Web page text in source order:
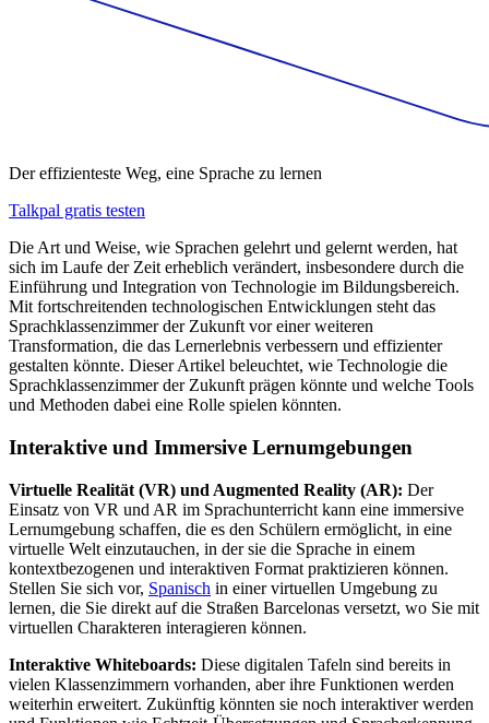
Der effizienteste Weg, eine Sprache zu lernen
Talkpal gratis testen
Die Art und Weise, wie Sprachen gelehrt und gelernt werden, hat
sich im Laufe der Zeit erheblich verändert, insbesondere durch die
Einführung und Integration von Technologie im Bildungsbereich.
Mit fortschreitenden technologischen Entwicklungen steht das
Sprachklassenzimmer der Zukunft vor einer weiteren
Transformation, die das Lernerlebnis verbessern und effizienter
gestalten könnte. Dieser Artikel beleuchtet, wie Technologie die
Sprachklassenzimmer der Zukunft prägen könnte und welche Tools
und Methoden dabei eine Rolle spielen könnten.
Interaktive und Immersive Lernumgebungen
Virtuelle Realität (VR) und Augmented Reality (AR): Der
Einsatz von VR und AR im Sprachunterricht kann eine immersive
Lernumgebung schaffen, die es den Schülern ermöglicht, in eine
virtuelle Welt einzutauchen, in der sie die Sprache in einem
kontextbezogenen und interaktiven Format praktizieren können.
Stellen Sie sich vor, Spanisch in einer virtuellen Umgebung zu
lernen, die Sie direkt auf die Straßen Barcelonas versetzt, wo Sie mit
virtuellen Charakteren interagieren können.
Interaktive Whiteboards: Diese digitalen Tafeln sind bereits in
vielen Klassenzimmern vorhanden, aber ihre Funktionen werden
weiterhin erweitert. Zukünftig könnten sie noch interaktiver werden